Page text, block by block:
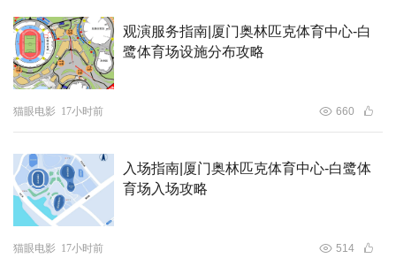
夸得越狠打脸越响 莱茵县弯弯绕浮出水面
本次发布的特别视频以“飞银”王长海（白敬亭 饰）回到家乡
莱茵县的视角展开，画外音全程用播音腔热情安利这座小城
外音夸得越卖力，现实打脸就越响亮。嘴上说得天花乱坠，
观演服务指南|厦门奥林匹克体育中心-白
鹭体育场设施分布攻略
猫眼电影 17小时前 660
入场指南|厦门奥林匹克体育中心-白鹭体
育场入场攻略
猫眼电影 17小时前 514